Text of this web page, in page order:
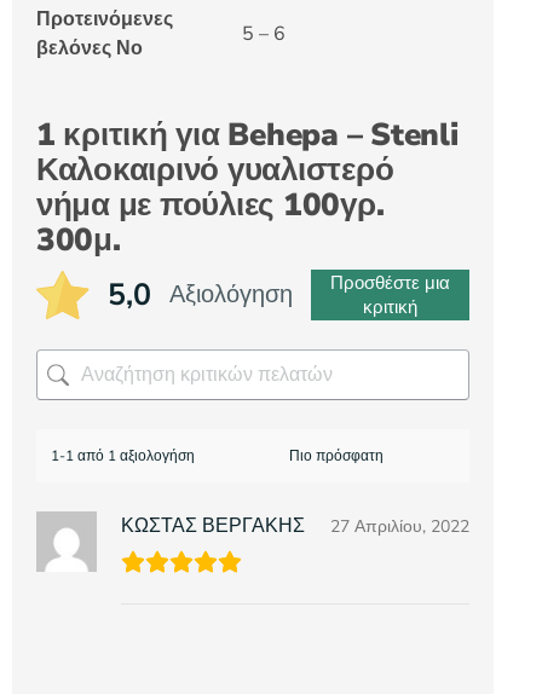
Προτεινόμενες
βελόνες Νο
5 – 6
1 κριτική για Behepa – Stenli
Καλοκαιρινό γυαλιστερό
νήμα με πούλιες 100γρ.
300μ.
5,0 Αξιολόγηση
Προσθέστε μια
κριτική
1-1 από 1 αξιολογήση
ΚΩΣΤΑΣ ΒΕΡΓΑΚΗΣ 27 Απριλίου, 2022